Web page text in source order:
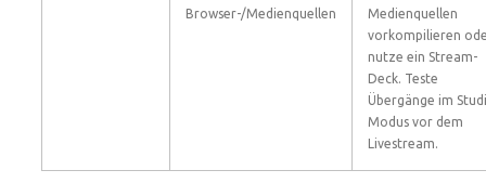
Browser-/Medienquellen
Medienquellen
vorkompilieren
nutze ein Stream-
Deck. Teste
Übergänge im
Modus vor dem
Livestream.